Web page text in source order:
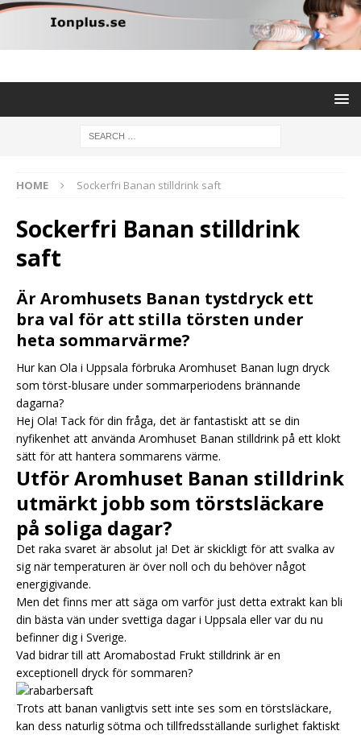
HOME Sockerfri Banan stilldrink saft
Sockerfri Banan stilldrink
saft
Är Aromhusets Banan tystdryck ett
bra val för att stilla törsten under
heta sommarvärme?
Hur kan Ola i Uppsala förbruka Aromhuset Banan lugn dryck
som törst-blusare under sommarperiodens brännande
dagarna?
Hej Ola! Tack för din fråga, det är fantastiskt att se din
nyfikenhet att använda Aromhuset Banan stilldrink på ett klokt
sätt för att hantera sommarens värme.
Utför Aromhuset Banan stilldrink
utmärkt jobb som törstsläckare
på soliga dagar?
Det raka svaret är absolut ja! Det är skickligt för att svalka av
sig när temperaturen är över noll och du behöver något
energigivande.
Men det finns mer att säga om varför just detta extrakt kan bli
din bästa vän under svettiga dagar i Uppsala eller var du nu
befinner dig i Sverige.
Vad bidrar till att Aromabostad Frukt stilldrink är en
exceptionell dryck för sommaren?
Trots att banan vanligtvis sett inte ses som en törstsläckare,
kan dess naturlig sötma och tillfredsställande surlighet faktiskt